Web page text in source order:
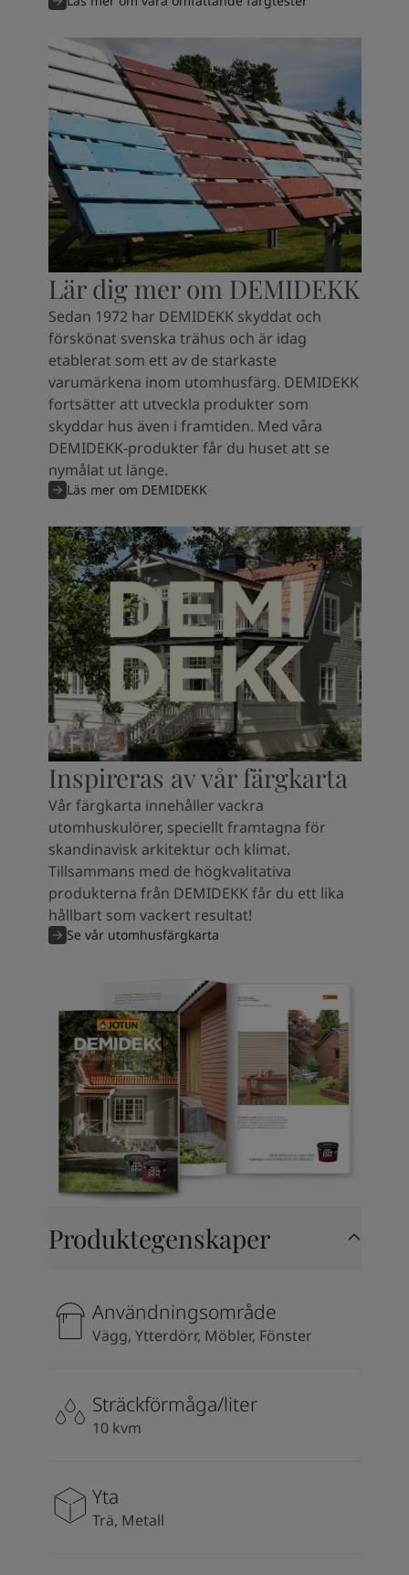
Lär dig mer om DEMIDEKK
Sedan 1972 har DEMIDEKK skyddat och
förskönat svenska trähus och är idag
etablerat som ett av de starkaste
varumärkena inom utomhusfärg. DEMIDEKK
fortsätter att utveckla produkter som
skyddar hus även i framtiden. Med våra
DEMIDEKK-produkter får du huset att se
nymålat ut länge.
Läs mer om DEMIDEKK
Inspireras av vår färgkarta
Vår färgkarta innehåller vackra
utomhuskulörer, speciellt framtagna för
skandinavisk arkitektur och klimat.
Tillsammans med de högkvalitativa
produkterna från DEMIDEKK får du ett lika
hållbart som vackert resultat!
Se vår utomhusfärgkarta
Produktegenskaper
Användningsområde
Vägg, Ytterdörr, Möbler, Fönster
Sträckförmåga/liter
10 kvm
Yta
Trä, Metall